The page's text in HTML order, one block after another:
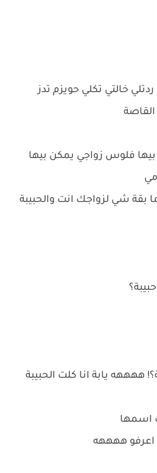
خالتي تكلي حويزم تدز
القاصة
فلوس زواجي يمكن بيها
بقة شي لزواجك انت والحبيبة
ههههه يابة انا كلت الحبيبة
اسمها
ههههه